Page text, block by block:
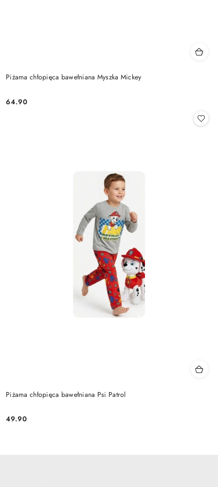
Piżama chłopięca bawełniana Myszka Mickey
Cena:
64.90
Piżama chłopięca bawełniana Psi Patrol
Cena:
49.90